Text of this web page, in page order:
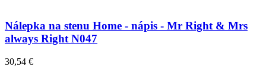
Nálepka na stenu Home - nápis - Mr Right & Mrs
always Right N047
30,54 €